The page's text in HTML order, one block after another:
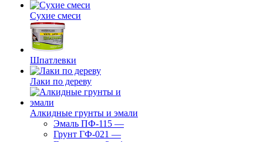
Сухие смеси
Шпатлевки
Лаки по дереву
Алкидные грунты и эмали
Эмаль ПФ-115 —
Грунт ГФ-021 —